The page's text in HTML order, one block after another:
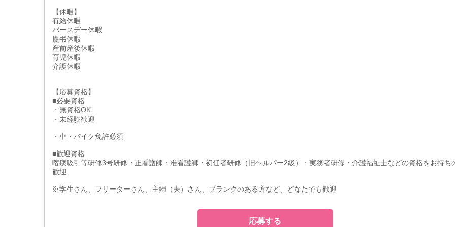
【休暇】
有給休暇
バースデー休暇
慶弔休暇
産前産後休暇
育児休暇
介護休暇
【応募資格】
■必要資格
・無資格OK
・未経験歓迎
・車・バイク免許必須
■歓迎資格
喀痰吸引等研修3号研修・正看護師・准看護師・初任者研修（旧ヘルパー2級）・実務者研修・介護福祉士などの資格をお持ち
歓迎
※学生さん、フリーターさん、主婦（夫）さん、ブランクのある方など、どなたでも歓迎
応募する